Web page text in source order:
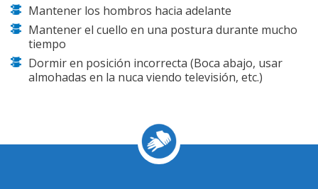
Mantener los hombros hacia adelante
Mantener el cuello en una postura durante mucho
tiempo
Dormir en posición incorrecta (Boca abajo, usar
almohadas en la nuca viendo televisión, etc.)